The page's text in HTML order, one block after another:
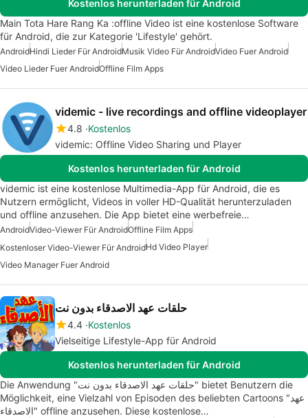
Kostenlos herunterladen für Android
Main Tota Hare Rang Ka :offline Video ist eine kostenlose Software
für Android, die zur Kategorie 'Lifestyle' gehört.
AndroidHindi Lieder Für AndroidMusik Video Für AndroidVideo Fuer Android
Video Lieder Fuer AndroidOffline Film Apps
videmic - live recordings and offline videoplayer
4.8 Kostenlos
videmic: Offline Video Sharing und Player
Kostenlos herunterladen für Android
videmic ist eine kostenlose Multimedia-App für Android, die es
Nutzern ermöglicht, Videos in voller HD-Qualität herunterzuladen
und offline anzusehen. Die App bietet eine werbefreie…
AndroidVideo-Viewer Für AndroidOffline Film Apps
Kostenloser Video-Viewer Für AndroidHd Video Player
Video Manager Fuer Android
حلقات عهد الاصدقاء بدون نت
4.4 Kostenlos
Vielseitige Lifestyle-App für Android
Kostenlos herunterladen für Android
Die Anwendung "حلقات عهد الاصدقاء بدون نت" bietet Benutzern die
Möglichkeit, eine Vielzahl von Episoden des beliebten Cartoons "عهد
الاصدقاء" offline anzusehen. Diese kostenlose…